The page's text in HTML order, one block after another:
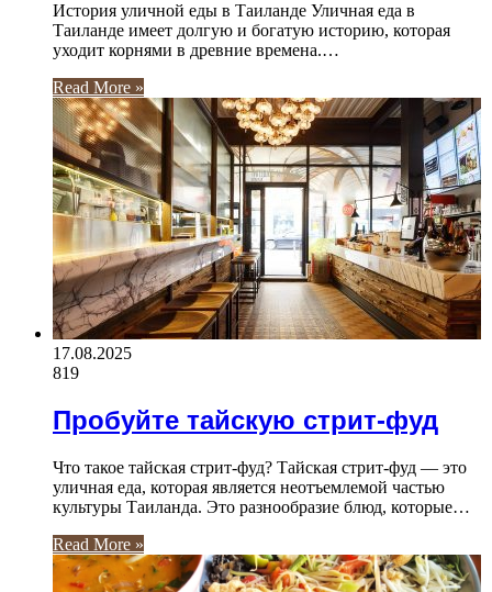
История уличной еды в Таиланде Уличная еда в
Таиланде имеет долгую и богатую историю, которая
уходит корнями в древние времена.…
Read More »
17.08.2025
819
Пробуйте тайскую стрит-фуд
Что такое тайская стрит-фуд? Тайская стрит-фуд — это
уличная еда, которая является неотъемлемой частью
культуры Таиланда. Это разнообразие блюд, которые…
Read More »